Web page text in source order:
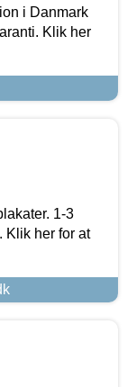
i Danmark
Klik her
1-3
Klik her for at